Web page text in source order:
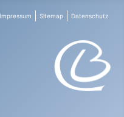
Impressum Sitemap Datenschutz